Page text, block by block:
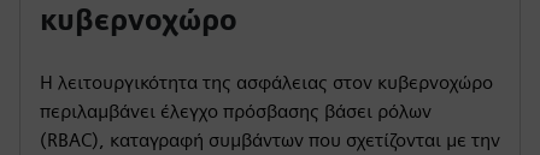
κυβερνοχώρο
Η λειτουργικότητα της ασφάλειας στον κυβερνοχώρο
περιλαμβάνει έλεγχο πρόσβασης βάσει ρόλων
(RBAC), καταγραφή συμβάντων που σχετίζονται με την